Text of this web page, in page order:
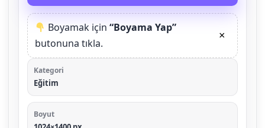
Boyamak için“Boyama Yap”
butonuna tıkla.
×
Kategori
Eğitim
Boyut